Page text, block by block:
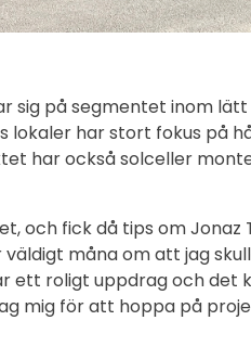
sig på segmentet inom
lokaler har stort fokus på
har också solceller
och fick då tips om Jonaz
måna om att jag
ett roligt uppdrag och det
mig för att hoppa på